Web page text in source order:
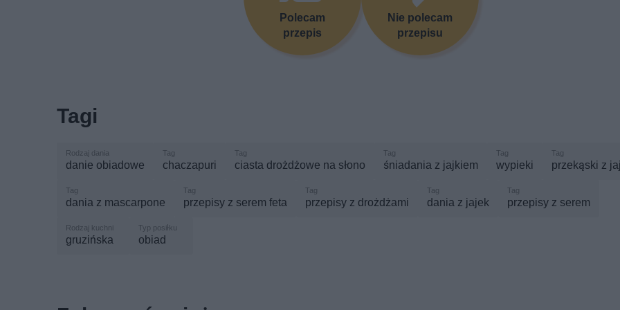
Polecam
przepis
Nie polecam
przepisu
Tagi
danie obiadowe chaczapuri ciasta drożdżowe na słono śniadania z jajkiem wypieki przekąski z
dania z mascarpone przepisy z serem feta przepisy z drożdżami dania z jajek przepisy z serem
gruzińska obiad